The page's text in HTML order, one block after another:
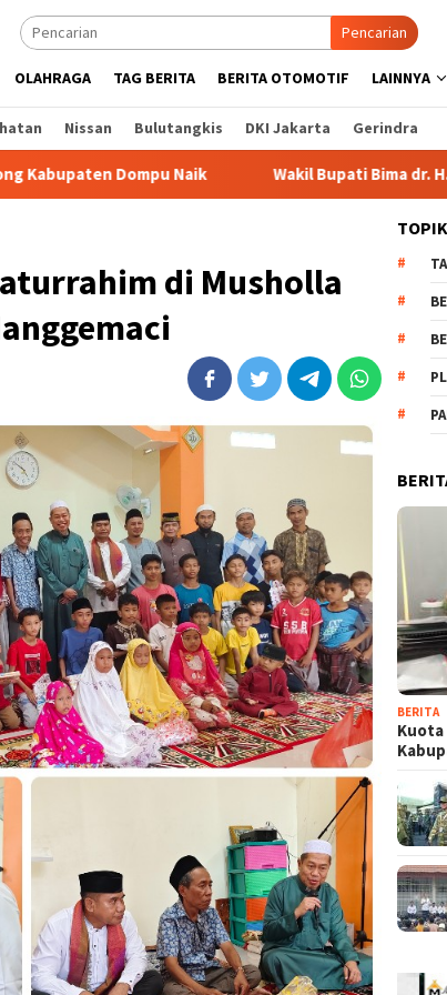
Pencarian
OLAHRAGA TAG BERITA BERITA OTOMOTIF LAINNYA
Nissan Bulutangkis DKI Jakarta Gerindra
Wakil Bupati Bima dr. H. Irfan Bergabung di
di Musholla
BERITA